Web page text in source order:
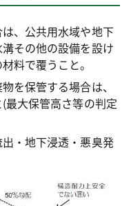
、公共用水域や地下
その他の設備を設け
料で覆うこと。
を保管する場合は、
最大保管高さ等の判定
・地下浸透・悪臭発